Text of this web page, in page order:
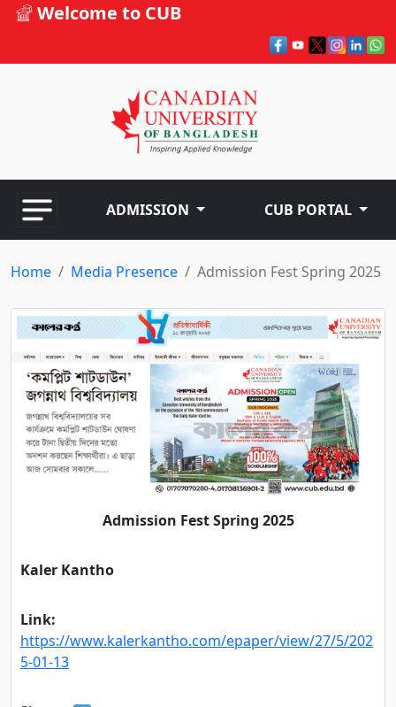
Welcome to CUB
ADMISSION CUB PORTAL
Home Media Presence Admission Fest Spring 2025
Admission Fest Spring 2025
Kaler Kantho
Link:
https://www.kalerkantho.com/epaper/view/27/5/202
5-01-13